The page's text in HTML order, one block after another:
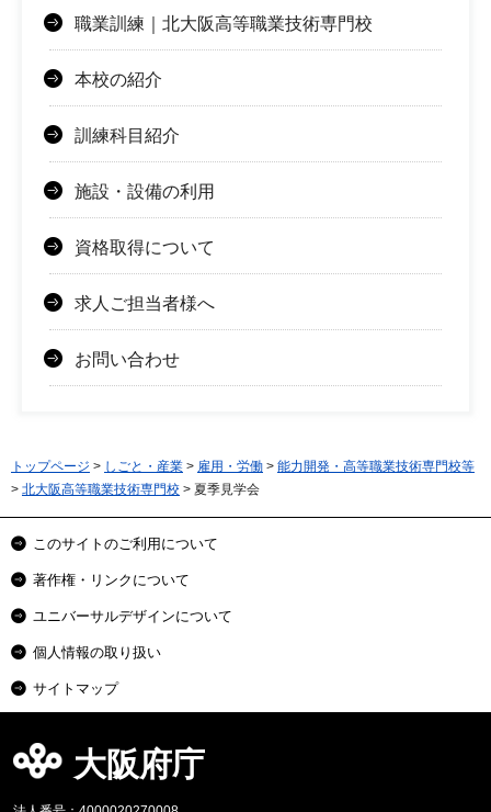
職業訓練｜北大阪高等職業技術専門校
本校の紹介
訓練科目紹介
施設・設備の利用
資格取得について
求人ご担当者様へ
お問い合わせ
トップページ > しごと・産業 > 雇用・労働 > 能力開発・高等職業技術専門校等
> 北大阪高等職業技術専門校 > 夏季見学会
このサイトのご利用について
著作権・リンクについて
ユニバーサルデザインについて
個人情報の取り扱い
サイトマップ
大阪府庁